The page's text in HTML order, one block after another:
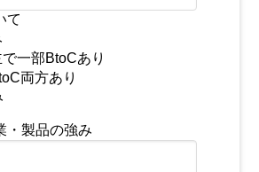
て
一部BtoCあり
両方あり
・製品の強み